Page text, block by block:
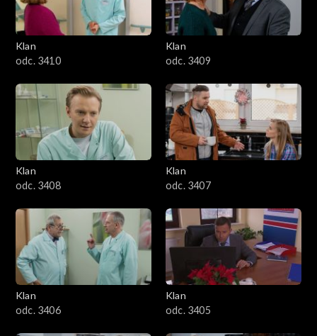
Klan
odc. 3410
Klan
odc. 3409
Klan
odc. 3408
Klan
odc. 3407
Klan
odc. 3406
Klan
odc. 3405